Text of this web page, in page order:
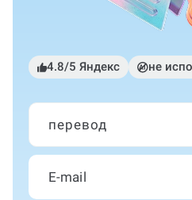
4.8/5 Яндекс не
перевод